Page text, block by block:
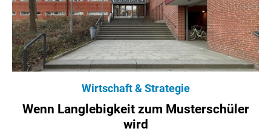
Wirtschaft & Strategie
Wenn Langlebigkeit zum Musterschüler
wird